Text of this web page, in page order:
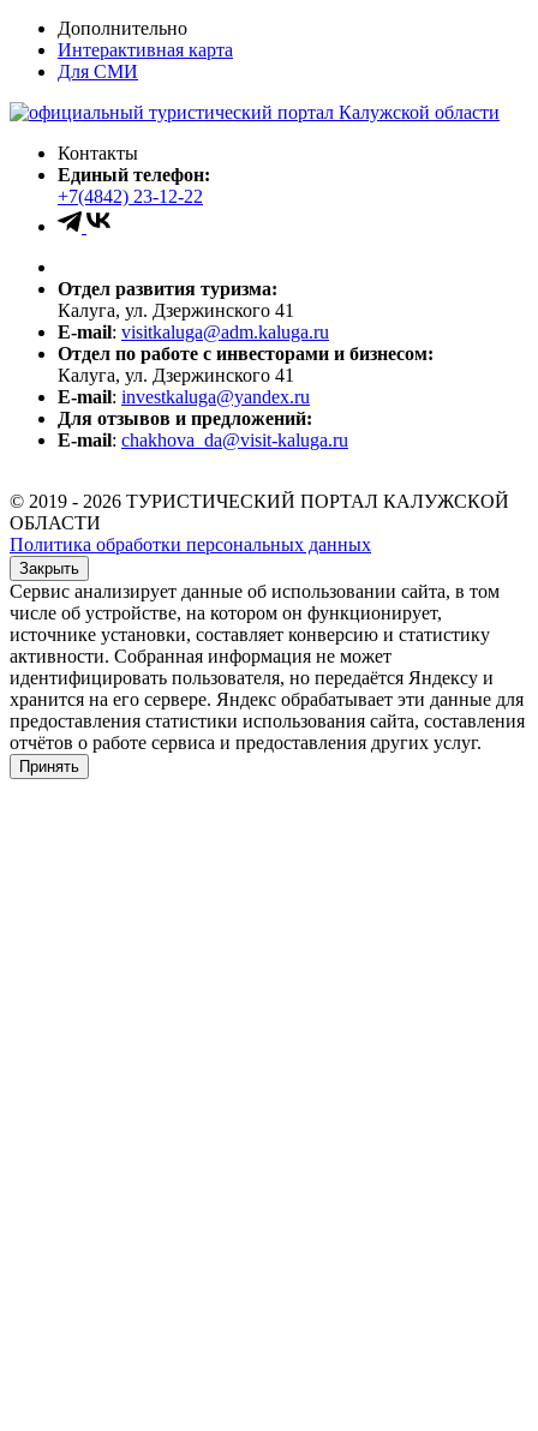
Дополнительно
Интерактивная карта
Для СМИ
Контакты
Единый телефон:
+7(4842) 23-12-22
Отдел развития туризма:
Калуга, ул. Дзержинского 41
E-mail: visitkaluga@adm.kaluga.ru
Отдел по работе с инвесторами и бизнесом:
Калуга, ул. Дзержинского 41
E-mail: investkaluga@yandex.ru
Для отзывов и предложений:
E-mail: chakhova_da@visit-kaluga.ru
© 2019 - 2026 ТУРИСТИЧЕСКИЙ ПОРТАЛ КАЛУЖСКОЙ
ОБЛАСТИ
Политика обработки персональных данных
Закрыть
Сервис анализирует данные об использовании сайта, в том
числе об устройстве, на котором он функционирует,
источнике установки, составляет конверсию и статистику
активности. Собранная информация не может
идентифицировать пользователя, но передаётся Яндексу и
хранится на его сервере. Яндекс обрабатывает эти данные для
предоставления статистики использования сайта, составления
отчётов о работе сервиса и предоставления других услуг.
Принять